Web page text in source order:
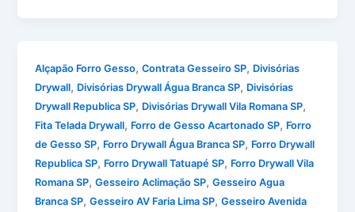
Alçapão Forro Gesso,Contrata Gesseiro SP, Divisórias
Drywall, Divisórias Drywall Água Branca SP, Divisórias
Drywall Republica SP, Divisórias Drywall Vila Romana SP,
Fita Telada Drywall, Forro de Gesso Acartonado SP, Forro
de Gesso SP, Forro Drywall Água Branca SP, Forro Drywall
Republica SP, Forro Drywall Tatuapé SP, Forro Drywall Vila
Romana SP,Gesseiro Aclimação SP,Gesseiro Agua
Branca SP,Gesseiro AV Faria Lima SP,Gesseiro Avenida